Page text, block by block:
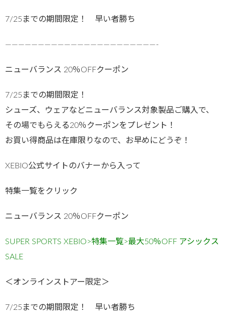
7/25までの期間限定！ 早い者勝ち
———————————————————————-
ニューバランス 20％OFFクーポン
7/25までの期間限定！
シューズ、ウェアなどニューバランス対象製品ご購入で、
その場でもらえる20％クーポンをプレゼント！
お買い得商品は在庫限りなので、お早めにどうぞ！
XEBIO公式サイトのバナーから入って
特集一覧をクリック
ニューバランス 20％OFFクーポン
SUPER SPORTS XEBIO>特集一覧>最大50％OFF アシックス
SALE
＜オンラインストアー限定＞
7/25までの期間限定！ 早い者勝ち